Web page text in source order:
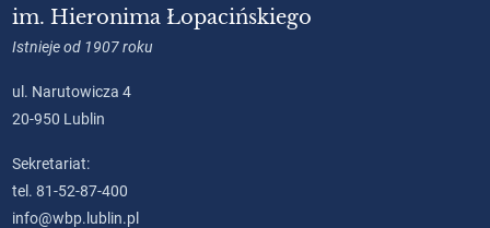
im. Hieronima Łopacińskiego
Istnieje od 1907 roku
ul. Narutowicza 4
20-950 Lublin
Sekretariat:
tel. 81-52-87-400
info@wbp.lublin.pl